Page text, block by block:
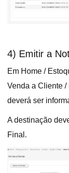
4) Emitir a
Em Home /
Venda a Cliente
deverá ser
A destinação
Final.